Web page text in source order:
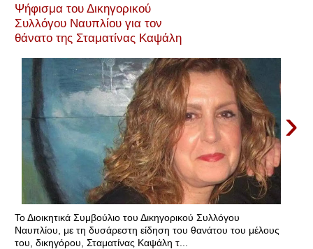
Ψήφισμα του Δικηγορικού
Συλλόγου Ναυπλίου για τον
θάνατο της Σταματίνας Καψάλη
›
Το Διοικητικά Συμβούλιο του Δικηγορικού Συλλόγου
Ναυπλίου, με τη δυσάρεστη είδηση του θανάτου του μέλους
του, δικηγόρου, Σταματίνας Καψάλη τ...